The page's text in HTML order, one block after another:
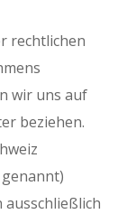
rechtlichen
wir uns auf
beziehen.